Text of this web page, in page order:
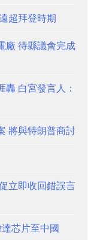
超拜登時期
廠 待縣議會完成
白宮發言人：
將與特朗普商討
立即收回錯誤言
芯片至中國